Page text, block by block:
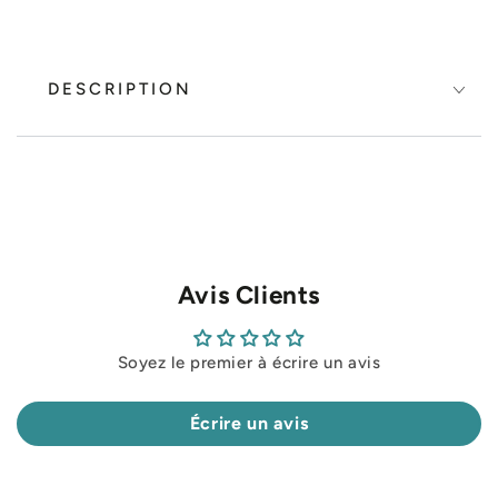
DESCRIPTION
Avis Clients
Soyez le premier à écrire un avis
Écrire un avis